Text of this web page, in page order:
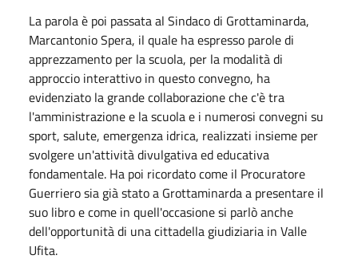
La parola è poi passata al Sindaco di Grottaminarda,
Marcantonio Spera, il quale ha espresso parole di
apprezzamento per la scuola, per la modalità di
approccio interattivo in questo convegno, ha
evidenziato la grande collaborazione che c'è tra
l'amministrazione e la scuola e i numerosi convegni su
sport, salute, emergenza idrica, realizzati insieme per
svolgere un'attività divulgativa ed educativa
fondamentale. Ha poi ricordato come il Procuratore
Guerriero sia già stato a Grottaminarda a presentare il
suo libro e come in quell'occasione si parlò anche
dell'opportunità di una cittadella giudiziaria in Valle
Ufita.